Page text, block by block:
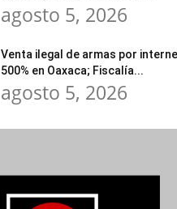
agosto 5, 2026
Venta ilegal de armas por
500% en Oaxaca; Fiscalía...
agosto 5, 2026